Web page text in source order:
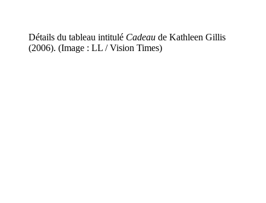
Détails du tableau intitulé Cadeau de Kathleen Gillis
(2006). (Image : LL / Vision Times)